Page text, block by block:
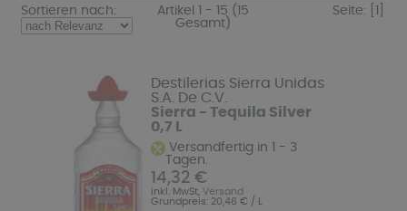
Sortieren nach:
Artikel 1 - 15 (15
Gesamt)
Seite:
Destilerias Sierra Unidas
S.A. De C.V.
Sierra - Tequila Silver
0,7 L
Versandfertig in 1 - 3
Tagen.
14,32 €
inkl. MwSt, Versand
Grundpreis: 20,46 € / L